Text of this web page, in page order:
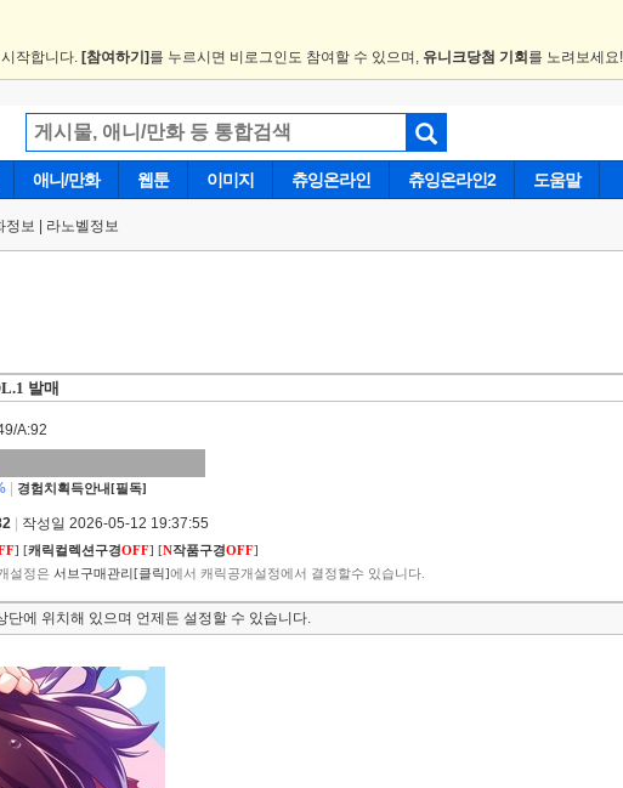
작합니다. [참여하기] 를 누르시면 비로그인도 참여할 수 있으며, 유니크당첨 기회 를 노려보세요!
애니/만화 웹툰 이미지 츄잉온라인 츄잉온라인2 도움말
정보 라노벨정보
발매
A:92
경험치획득안내[필독]
작성일 2026-05-12 19:37:55
] [캐릭컬렉션구경OFF] [N작품구경OFF]
설정은 서브구매관리[클릭]에서 캐릭공개설정에서 결정할수 있습니다.
단에 위치해 있으며 언제든 설정할 수 있습니다.